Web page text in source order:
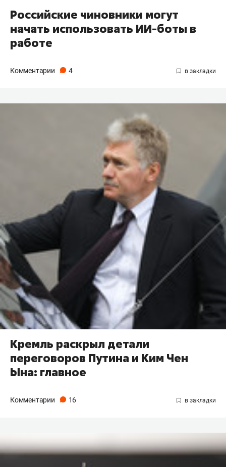
Российские чиновники могут
начать использовать ИИ-боты в
работе
Комментарии 4
Кремль раскрыл детали
переговоров Путина и Ким Чен
Ына: главное
Комментарии 16